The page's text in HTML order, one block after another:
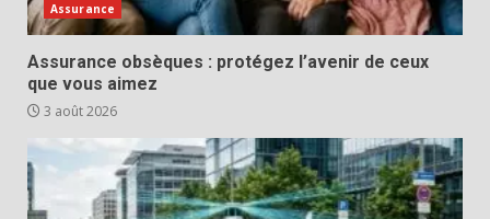
Assurance
Assurance obsèques : protégez l’avenir de ceux
que vous aimez
3 août 2026